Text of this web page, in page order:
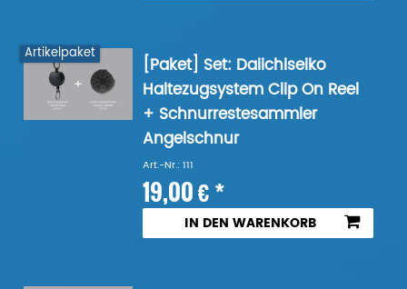
Artikelpaket
[Paket] Set: Daiichiseiko
Haltezugsystem Clip On Reel
+ Schnurrestesammler
Angelschnur
Art.-Nr.: 111
19,00 € *
IN DEN WARENKORB